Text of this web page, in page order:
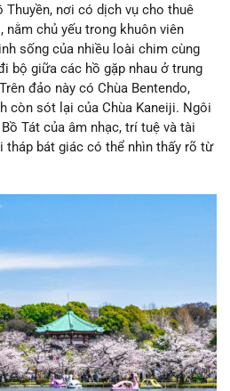
nơi có dịch vụ cho thuê
nằm chủ yếu trong khuôn viên
sống của nhiều loài chim cùng
bộ giữa các hồ gặp nhau ở trung
đảo này có Chùa Bentendo,
còn sót lại của Chùa Kaneiji. Ngôi
Tát của âm nhạc, trí tuệ và tài
tháp bát giác có thể nhìn thấy rõ từ